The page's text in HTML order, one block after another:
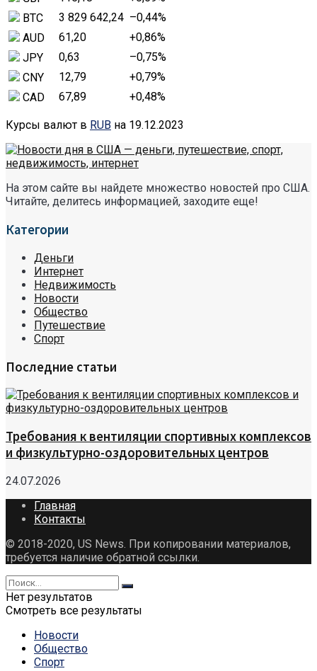
BTC
3 829 642,24 –0,44%
AUD
61,20 +0,86%
JPY
0,63 –0,75%
CNY
12,79 +0,79%
CAD
67,89 +0,48%
Курсы валют в RUB на 19.12.2023
На этом сайте вы найдете множество новостей про США.
Читайте, делитесь информацией, заходите еще!
Категории
Деньги
Интернет
Недвижимость
Новости
Общество
Путешествие
Спорт
Последние статьи
Требования к вентиляции спортивных комплексов
и физкультурно-оздоровительных центров
24.07.2026
Главная
Контакты
© 2018-2020, US News. При копировании материалов,
требуется наличие обратной ссылки.
Нет результатов
Смотреть все результаты
Новости
Общество
Спорт